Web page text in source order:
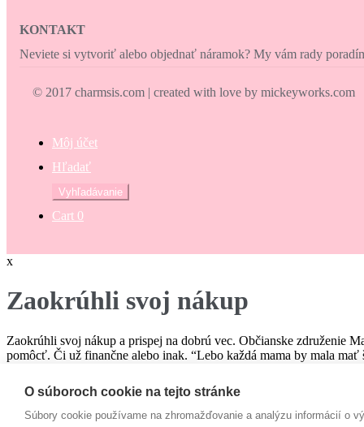
KONTAKT
Neviete si vytvoriť alebo objednať náramok? My vám rady
© 2017 charmsis.com | created with love by mickeyworks.com
Môj účet
Hľadať
Hľadať:
Vyhľadávanie
Cart 0
x
Zaokrúhli svoj nákup
Zaokrúhli svoj nákup a prispej na dobrú vec. Občianske združenie
pomôcť. Či už finančne alebo inak. “Lebo každá mama by mala
Campaign
O súboroch cookie na tejto stránke
Súbory cookie používame na zhromažďovanie a analýzu informácií o